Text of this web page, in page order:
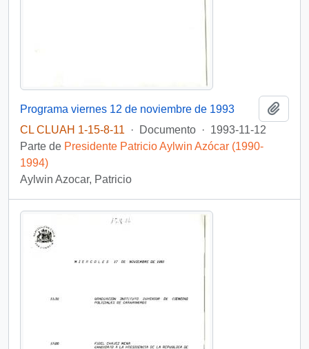
Programa viernes 12 de noviembre de 1993
CL CLUAH 1-15-8-11
· Documento · 1993-11-12
Parte de Presidente Patricio Aylwin Azócar (1990-
1994)
Aylwin Azocar, Patricio